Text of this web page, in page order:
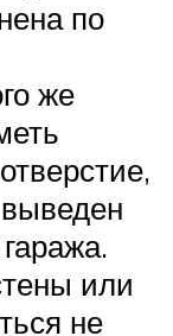
по
же
выведен
или
не